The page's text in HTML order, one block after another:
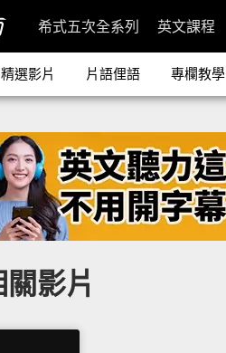
希式五次全系列 英文課程
精選影片 片語俚語 專欄教學
影片